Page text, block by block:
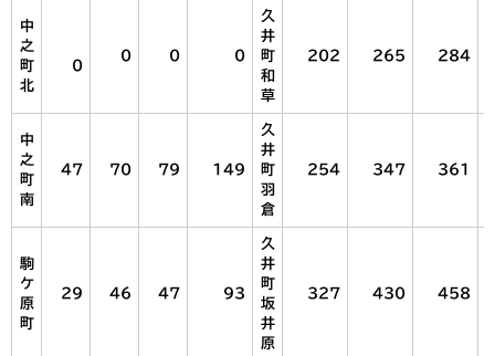
中
之
町
北
0
0 0 0
久
井
町
和
草
202 265 284
中
之
町
南
47 70 79 149
久
井
町
羽
倉
254 347 361
駒
ケ
原
町
29 46 47 93
久
井
町
坂
井
原
327 430 458